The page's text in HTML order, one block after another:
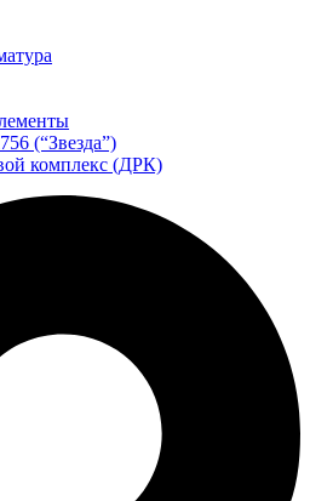
(“Звезда”)
комплекс (ДРК)